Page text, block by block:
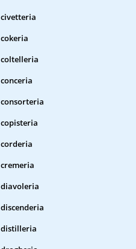
civetteria
cokeria
coltelleria
conceria
consorteria
copisteria
corderia
cremeria
diavoleria
discenderia
distilleria